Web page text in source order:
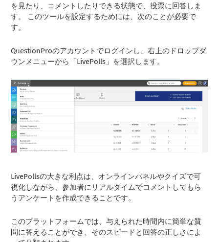
を見たり、コメントしたりできる状態で、投票に回答しま
す。 このツールを設定するためには、次のことが必要で
す。
QuestionProのアカウントでログインし、右上のドロップダ
ウンメニューから「LivePolls」を選択します。
LivePollsの大きな利点は、オンラインパネルやクイズで可
視化しながら、参加者にリアルタイムでコメントしてもら
うアンケートを作成できることです。
このプラットフォームでは、与えられた時間内に簡単な質
問に答えることができ、そのスピードと回答の正しさによ